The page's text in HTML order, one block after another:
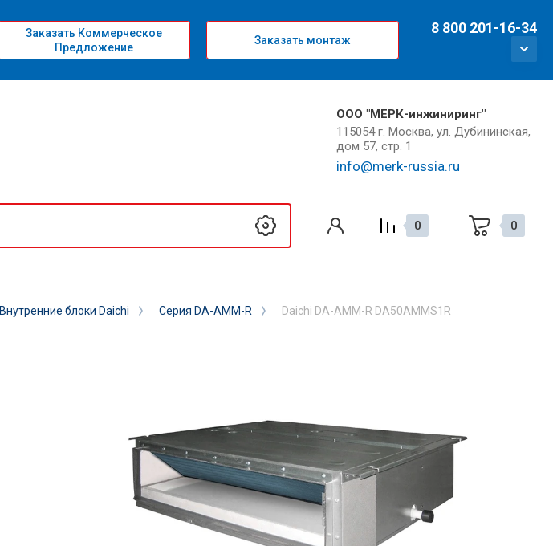
Заказать Коммерческое
Предложение
Заказать монтаж
8 800 201-16-34
ООО "МЕРК-инжиниринг"
115054 г. Москва, ул. Дубининская,
дом 57, стр. 1
info@merk-russia.ru
0 0
Внутренние блоки Daichi Серия DA-AMM-R Daichi DA-AMM-R DA50AMMS1R